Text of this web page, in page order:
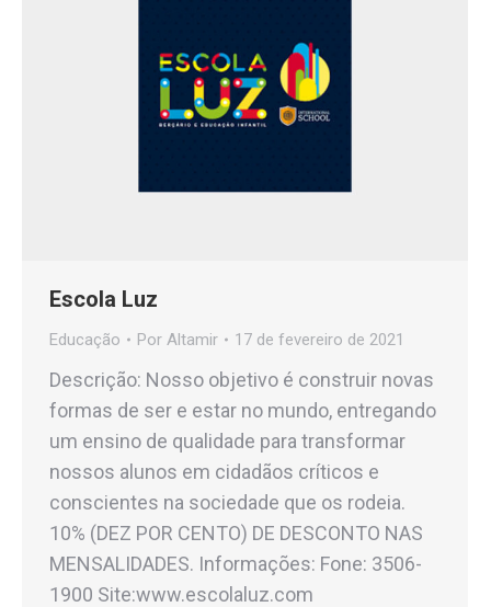
Escola Luz
Educação Por Altamir 17 de fevereiro de 2021
Descrição: Nosso objetivo é construir novas
formas de ser e estar no mundo, entregando
um ensino de qualidade para transformar
nossos alunos em cidadãos críticos e
conscientes na sociedade que os rodeia.
10% (DEZ POR CENTO) DE DESCONTO NAS
MENSALIDADES. Informações: Fone: 3506-
1900 Site:www.escolaluz.com